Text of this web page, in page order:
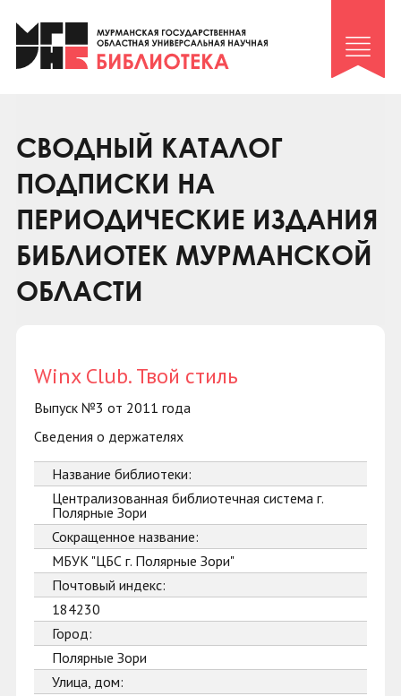
Клуб «Гиря и сельдерей»
Клуб «Семейный архив»
Коллегам
Контакты
СВОДНЫЙ КАТАЛОГ
ПОДПИСКИ НА
ПЕРИОДИЧЕСКИЕ ИЗДАНИЯ
БИБЛИОТЕК МУРМАНСКОЙ
ОБЛАСТИ
Winx Club. Твой стиль
Выпуск №3 от 2011 года
Сведения о держателях
Название библиотеки:
Централизованная библиотечная система г.
Полярные Зори
Сокращенное название:
МБУК "ЦБС г. Полярные Зори"
Почтовый индекс:
184230
Город:
Полярные Зори
Улица, дом: